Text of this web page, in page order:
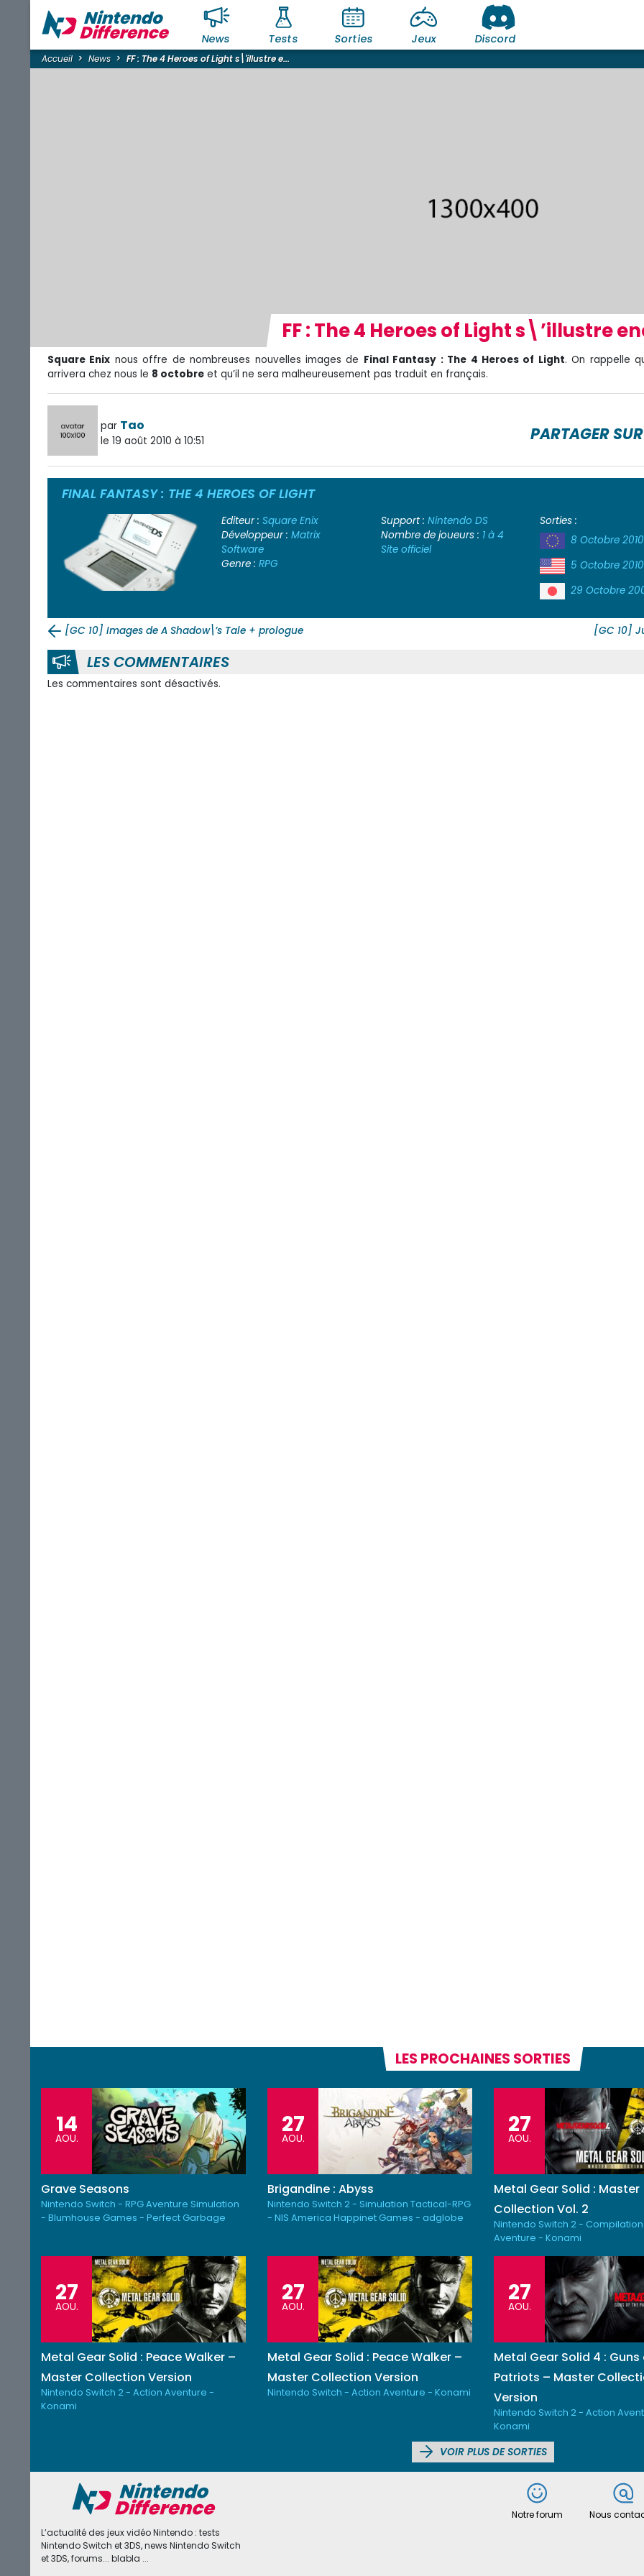
News Tests Sorties Jeux Discord
Accueil News FF : The 4 Heroes of Light s\'illustre e...
FF : The 4 Heroes of Light s\’illustre
Square Enix nous offre de nombreuses nouvelles images de Final Fantasy : The 4 Heroes of Light. On rappelle
arrivera chez nous le 8 octobre et qu’il ne sera malheureusement pas traduit en français.
par Tao
le 19 août 2010 à 10:51 PARTAGER SUR
FINAL FANTASY : THE 4 HEROES OF LIGHT
Editeur : Square Enix
Développeur : Matrix
Software
Genre : RPG
Support : Nintendo DS
Nombre de joueurs : 1 à 4
Site officiel
Sorties :
8 Octobre 2010
5 Octobre 2010
29 Octobre
[GC 10] Images de A Shadow\’s Tale + prologue [GC 10]
LES COMMENTAIRES
Les commentaires sont désactivés.
LES PROCHAINES SORTIES
14
AOU.
Grave Seasons
Nintendo Switch - RPG Aventure Simulation
- Blumhouse Games - Perfect Garbage
27
AOU.
Brigandine : Abyss
Nintendo Switch 2 - Simulation Tactical-RPG
- NIS America Happinet Games - adglobe
27
AOU.
Metal Gear Solid : Master
Collection Vol. 2
Nintendo Switch 2 -
Aventure - Konami
27
AOU.
Metal Gear Solid : Peace Walker –
Master Collection Version
Nintendo Switch 2 - Action Aventure -
Konami
27
AOU.
Metal Gear Solid : Peace Walker –
Master Collection Version
Nintendo Switch - Action Aventure - Konami
27
AOU.
Metal Gear Solid 4 :
Patriots – Master
Version
Nintendo Switch 2 - Action
Konami
VOIR PLUS DE SORTIES
L’actualité des jeux vidéo Nintendo : tests
Nintendo Switch et 3DS, news Nintendo Switch
et 3DS, forums... blabla ...
Notre forum Nous